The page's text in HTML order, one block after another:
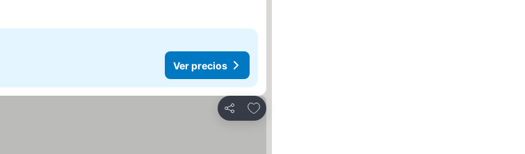
Ver precios
Compartir
Añadir a favoritos